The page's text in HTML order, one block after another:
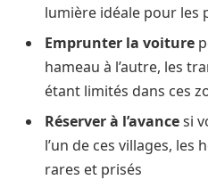
lumière idéale pour les
Emprunter la voiture
hameau à l’autre, les
étant limités dans ces
Réserver à l’avancesi
l’un de ces villages, les
rares et prisés